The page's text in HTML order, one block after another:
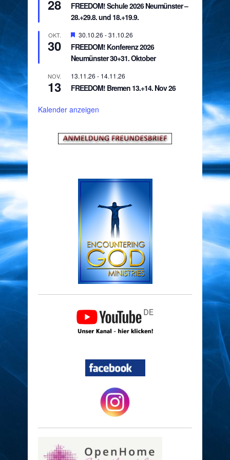
28
FREEDOM! Schule 2026 Neumünster –
28.+29.8. und 18.+19.9.
OKT.
30
Hervorgehoben
30.10.26 -31.10.26
FREEDOM! Konferenz 2026
Neumünster 30+31. Oktober
NOV.
13
13.11.26 - 14.11.26
FREEDOM! Bremen 13.+14. Nov 26
Kalender anzeigen